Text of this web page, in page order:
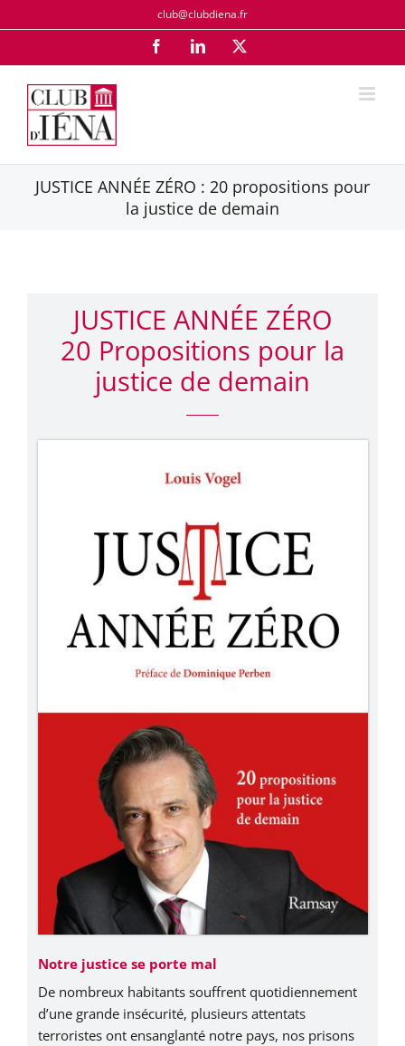
au
club@clubdiena.fr
FacebookLinkedIn
JUSTICE ANNÉE ZÉRO : 20 propositions pour
la justice de demain
JUSTICE ANNÉE ZÉRO
20 Propositions pour la
justice de demain
Notre justice se porte mal
De nombreux habitants souffrent quotidiennement
d’une grande insécurité, plusieurs attentats
terroristes ont ensanglanté notre pays, nos prisons